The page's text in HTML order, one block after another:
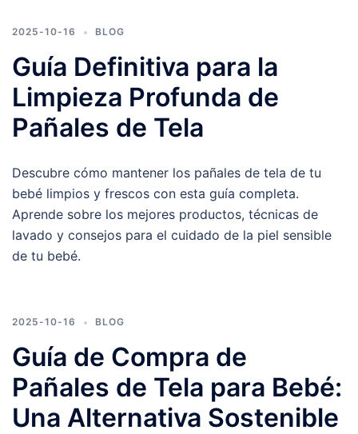
2025-10-16 BLOG
Guía Definitiva para la
Limpieza Profunda de
Pañales de Tela
Descubre cómo mantener los pañales de tela de tu
bebé limpios y frescos con esta guía completa.
Aprende sobre los mejores productos, técnicas de
lavado y consejos para el cuidado de la piel sensible
de tu bebé.
2025-10-16 BLOG
Guía de Compra de
Pañales de Tela para Bebé:
Una Alternativa Sostenible